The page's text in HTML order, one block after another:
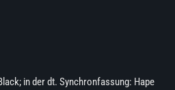
in der dt. Synchronfassung: Hape